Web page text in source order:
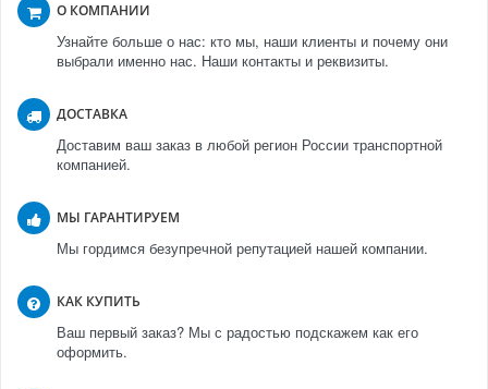
О КОМПАНИИ
Узнайте больше о нас: кто мы, наши клиенты и почему они
выбрали именно нас. Наши контакты и реквизиты.
ДОСТАВКА
Доставим ваш заказ в любой регион России транспортной
компанией.
МЫ ГАРАНТИРУЕМ
Мы гордимся безупречной репутацией нашей компании.
КАК КУПИТЬ
Ваш первый заказ? Мы с радостью подскажем как его
оформить.